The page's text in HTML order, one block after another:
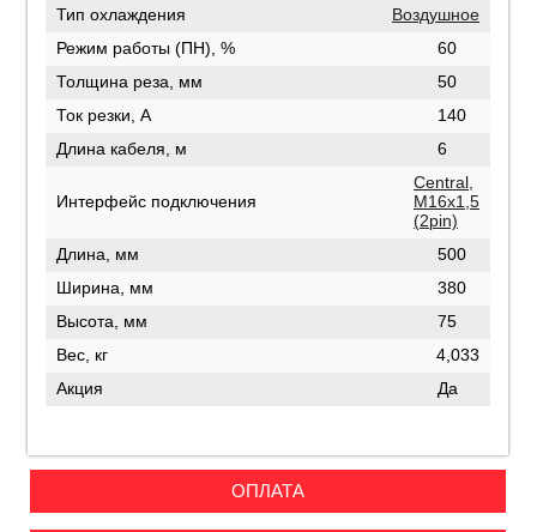
Тип охлаждения
Воздушное
Режим работы (ПН), %
60
Толщина реза, мм
50
Ток резки, А
140
Длина кабеля, м
6
Интерфейс подключения
Central,
М16х1,5
(2pin)
Длина, мм
500
Ширина, мм
380
Высота, мм
75
Вес, кг
4,033
Акция
Да
ОПЛАТА